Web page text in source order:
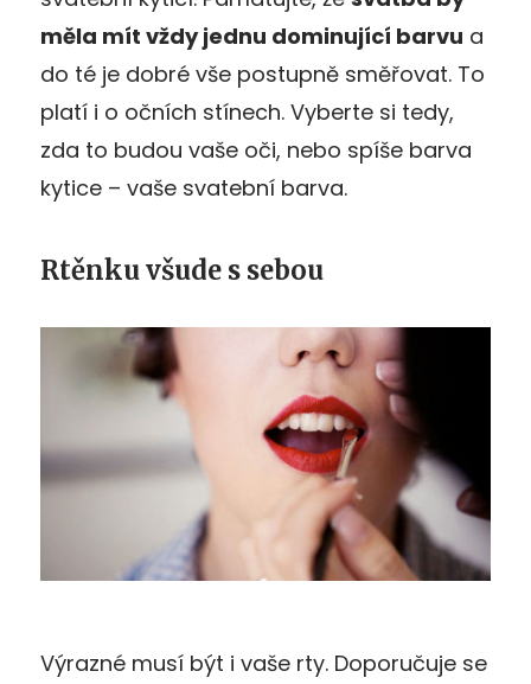
měla mít vždy jednu dominující barvu a
do té je dobré vše postupně směřovat. To
platí i o očních stínech. Vyberte si tedy,
zda to budou vaše oči, nebo spíše barva
kytice – vaše svatební barva.
Rtěnku všude s sebou
Výrazné musí být i vaše rty. Doporučuje se